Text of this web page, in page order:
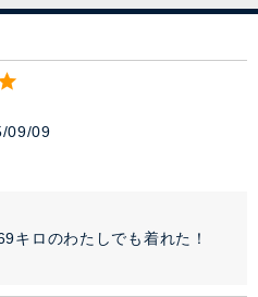
09/09
キロのわたしでも着れた！